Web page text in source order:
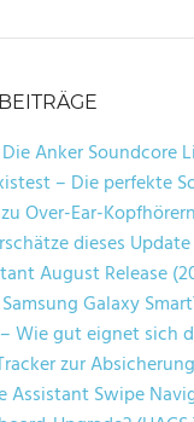
Anker Soundcore
– Die perfekte
Over-Ear-Kopfhörern
dieses
August Release
Galaxy
Wie gut eignet sich
zur
Assistant Swipe